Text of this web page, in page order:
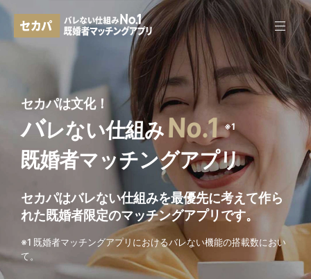
セカパは文化！
バレない仕組みNo.1 ※1
既婚者マッチングアプリ
セカパはバレない仕組みを最優先に考えて作ら
れた既婚者限定のマッチングアプリです。
※1 既婚者マッチングアプリにおけるバレない機能の搭載数におい
て。